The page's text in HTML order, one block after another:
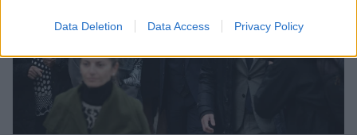
Data Deletion Data Access Privacy Policy